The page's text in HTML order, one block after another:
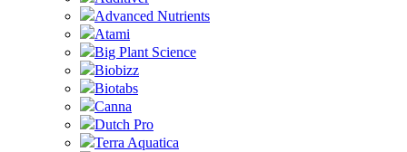
Advanced Nutrients
Atami
Big Plant Science
Biobizz
Biotabs
Canna
Dutch Pro
Terra Aquatica